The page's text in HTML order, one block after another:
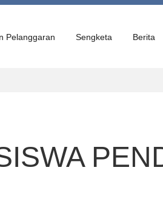
Pelanggaran Sengketa Berita